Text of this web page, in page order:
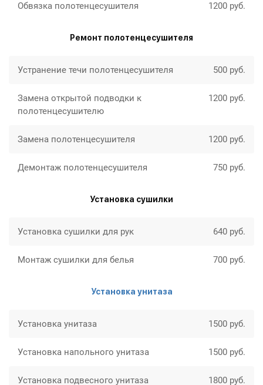
Обвязка полотенцесушителя 1200 руб.
Ремонт полотенцесушителя
Устранение течи полотенцесушителя 500 руб.
Замена открытой подводки к
полотенцесушителю
1200 руб.
Замена полотенцесушителя 1200 руб.
Демонтаж полотенцесушителя 750 руб.
Установка сушилки
Установка сушилки для рук 640 руб.
Монтаж сушилки для белья 700 руб.
Установка унитаза
Установка унитаза 1500 руб.
Установка напольного унитаза 1500 руб.
Установка подвесного унитаза 1800 руб.